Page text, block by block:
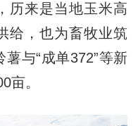
历来是当地玉米高
给，也为畜牧业筑
与“成单372”等新
亩。